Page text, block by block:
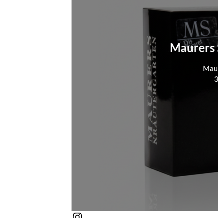
Maurers